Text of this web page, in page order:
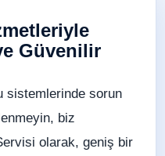
Güvenilir
sistemlerinde sorun
biz
olarak, geniş bir